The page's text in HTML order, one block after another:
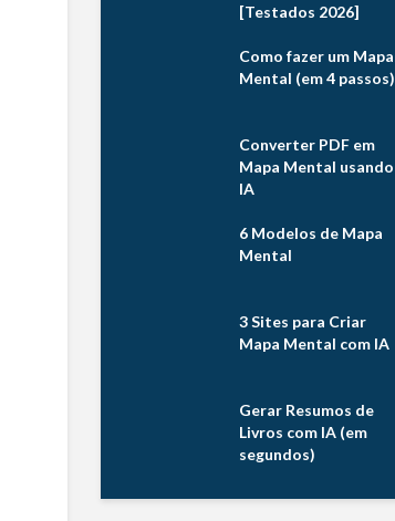
[Testados 2026]
Como fazer um Mapa
Mental (em 4 passos)
Converter PDF em
Mapa Mental usando
IA
6 Modelos de Mapa
Mental
3 Sites para Criar
Mapa Mental com IA
Gerar Resumos de
Livros com IA (em
segundos)